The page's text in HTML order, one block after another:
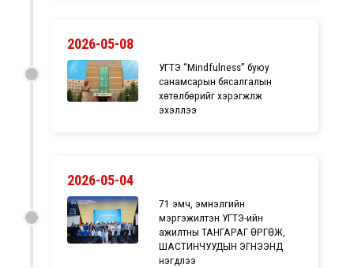
2026-05-08
УГТЭ “Mindfulness” буюу
санамсарын бясалгалын
хөтөлбөрийг хэрэгжүүлж
эхэллээ
2026-05-04
71 эмч, эмнэлгийн
мэргэжилтэн УГТЭ-ийн
ажилтны ТАНГАРАГ ӨРГӨЖ,
ШАСТИНЧУУДЫН ЭГНЭЭНД
нэгдлээ